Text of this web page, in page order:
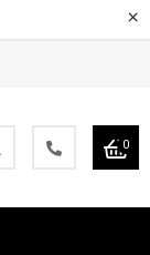
×
0